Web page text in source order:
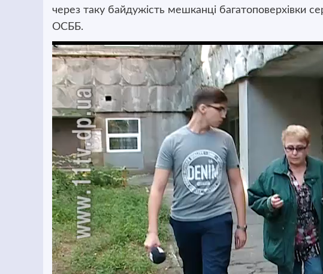
через таку байдужість мешканці багатоповерхівки
ОСББ.
Відеопрогравач